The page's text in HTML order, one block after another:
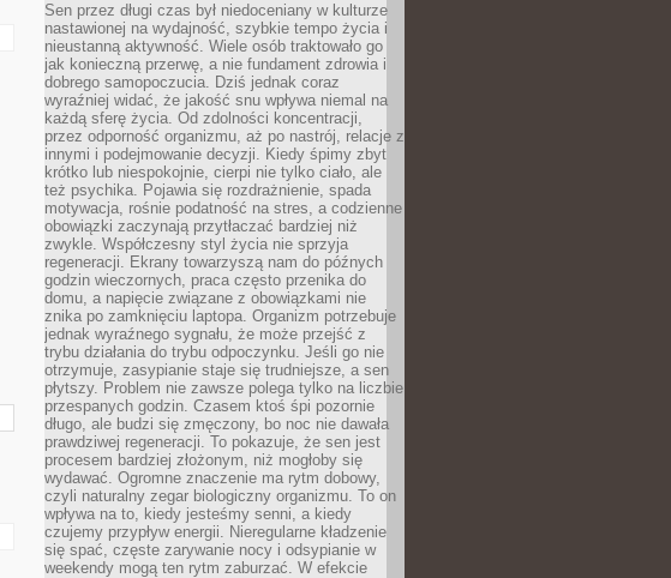
Sen przez długi czas był niedoceniany w kulturze
nastawionej na wydajność, szybkie tempo życia i
nieustanną aktywność. Wiele osób traktowało go
jak konieczną przerwę, a nie fundament zdrowia i
dobrego samopoczucia. Dziś jednak coraz
wyraźniej widać, że jakość snu wpływa niemal na
każdą sferę życia. Od zdolności koncentracji,
przez odporność organizmu, aż po nastrój, relacje z
innymi i podejmowanie decyzji. Kiedy śpimy zbyt
krótko lub niespokojnie, cierpi nie tylko ciało, ale
też psychika. Pojawia się rozdrażnienie, spada
motywacja, rośnie podatność na stres, a codzienne
obowiązki zaczynają przytłaczać bardziej niż
zwykle. Współczesny styl życia nie sprzyja
regeneracji. Ekrany towarzyszą nam do późnych
godzin wieczornych, praca często przenika do
domu, a napięcie związane z obowiązkami nie
znika po zamknięciu laptopa. Organizm potrzebuje
jednak wyraźnego sygnału, że może przejść z
trybu działania do trybu odpoczynku. Jeśli go nie
otrzymuje, zasypianie staje się trudniejsze, a sen
płytszy. Problem nie zawsze polega tylko na liczbie
przespanych godzin. Czasem ktoś śpi pozornie
długo, ale budzi się zmęczony, bo noc nie dawała
prawdziwej regeneracji. To pokazuje, że sen jest
procesem bardziej złożonym, niż mogłoby się
wydawać. Ogromne znaczenie ma rytm dobowy,
czyli naturalny zegar biologiczny organizmu. To on
wpływa na to, kiedy jesteśmy senni, a kiedy
czujemy przypływ energii. Nieregularne kładzenie
się spać, częste zarywanie nocy i odsypianie w
weekendy mogą ten rytm zaburzać. W efekcie